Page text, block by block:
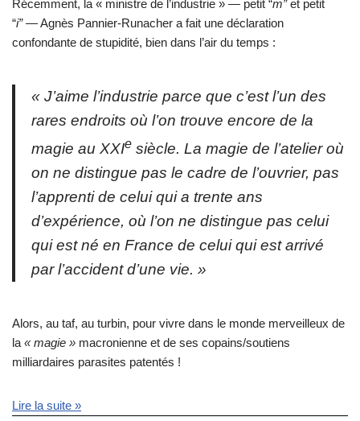
Récemment, la « ministre de l’industrie » — petit “m”et petit
“i”— Agnès Pannier-Runacher a fait une déclaration
confondante de stupidité, bien dans l’air du temps :
« J’aime l’industrie parce que c’est l’un des
rares endroits où l’on trouve encore de la
magie au XXIe siècle. La magie de l’atelier où
on ne distingue pas le cadre de l’ouvrier, pas
l’apprenti de celui qui a trente ans
d’expérience, où l’on ne distingue pas celui
qui est né en France de celui qui est arrivé
par l’accident d’une vie. »
Alors, au taf, au turbin, pour vivre dans le monde merveilleux de
la « magie » macronienne et de ses copains/soutiens
milliardaires parasites patentés !
Lire la suite »